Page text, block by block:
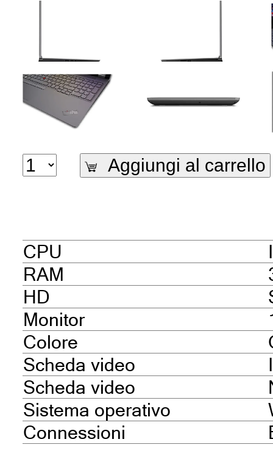
Aggiungi al carrello
CPU
RAM
HD
Monitor
Colore
Scheda video
Scheda video
Sistema operativo
Connessioni